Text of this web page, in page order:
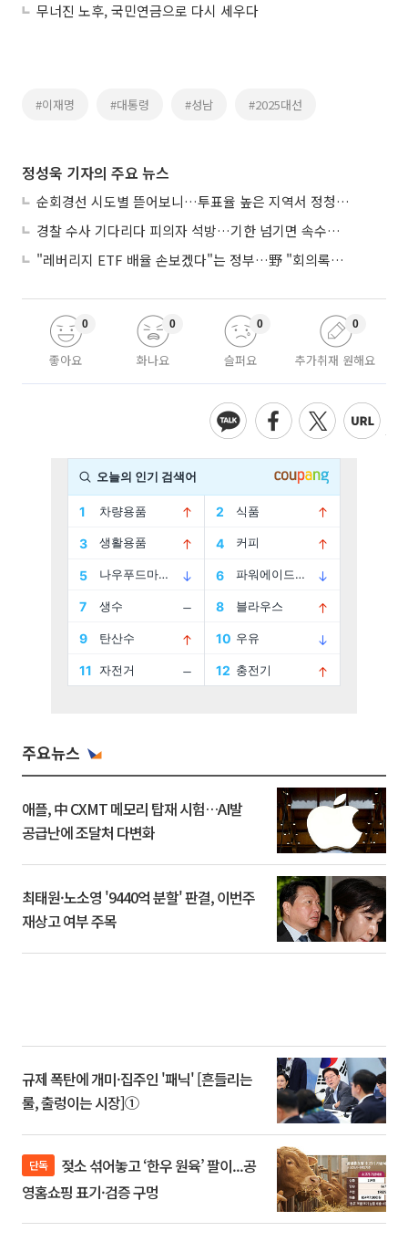
무너진 노후, 국민연금으로 다시 세우다
#이재명 #대통령 #성남 #2025대선
정성욱 기자의 주요 뉴스
순회경선 시도별 뜯어보니…투표율 높은 지역서 정청래 강세
경찰 수사 기다리다 피의자 석방…기한 넘기면 속수무책
"레버리지 ETF 배율 손보겠다"는 정부…野 "회의록부터 내놔야"
좋아요
0
화나요
0
슬퍼요
0
추가취재 원해요
0
주요뉴스
애플, 中 CXMT 메모리 탑재 시험…AI발
공급난에 조달처 다변화
최태원·노소영 '9440억 분할' 판결, 이번주
재상고 여부 주목
규제 폭탄에 개미·집주인 '패닉' [흔들리는
룰, 출렁이는 시장]①
단독
영홈쇼핑 표기·검증 구멍